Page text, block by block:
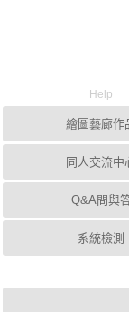
Help
繪圖藝廊作
同人交流中
Q&A問與
系統檢測